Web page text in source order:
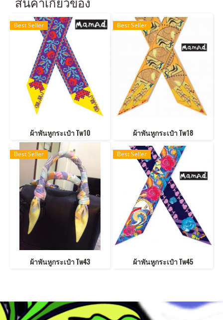
Best Seller
ผ้าพันหูกระเป๋า Tw10
Best Seller
ผ้าพันหูกระเป๋า Tw18
Best Seller
ผ้าพันหูกระเป๋า Tw43
Best Seller
ผ้าพันหูกระเป๋า Tw45